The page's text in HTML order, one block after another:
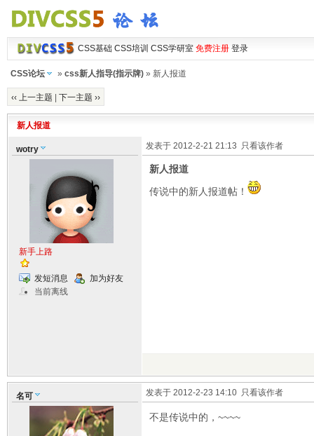
CSS基础 CSS培训 CSS学研室 免费注册 登录
CSS论坛 » css新人指导(指示牌)» 新人报道
‹‹ 上一主题 下一主题 ››
新人报道
wotry
新手上路
发短消息
加为好友
当前离线
发表于 2012-2-21 21:13 只看该作者
新人报道
传说中的新人报道帖！
名可 发表于 2012-2-23 14:10 只看该作者
不是传说中的，~~~~